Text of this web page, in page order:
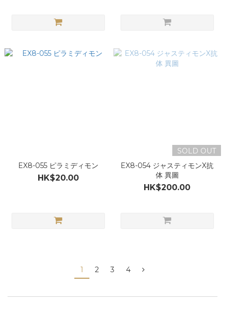
EX8-055 ピラミディモン
HK$20.00
SOLD OUT
EX8-054 ジャスティモンX抗
体 異圖
HK$200.00
1 2 3 4